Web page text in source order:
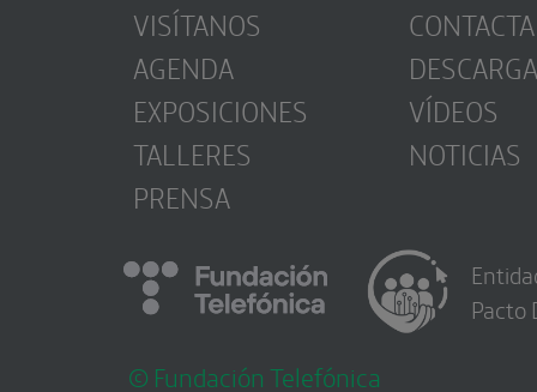
VISÍTANOS
AGENDA
EXPOSICIONES
TALLERES
PRENSA
CONTACTA
VÍDEOS
NOTICIAS
© Fundación Telefónica
Pacto